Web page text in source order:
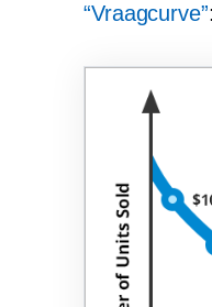
“Vraagcurve”: